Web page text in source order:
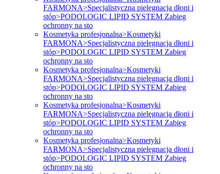
FARMONA>Specjalistyczna pielęgnacja dłoni i
stóp>PODOLOGIC LIPID SYSTEM Zabieg
ochronny na sto
Kosmetyka profesjonalna>Kosmetyki
FARMONA>Specjalistyczna pielęgnacja dłoni i
stóp>PODOLOGIC LIPID SYSTEM Zabieg
ochronny na sto
Kosmetyka profesjonalna>Kosmetyki
FARMONA>Specjalistyczna pielęgnacja dłoni i
stóp>PODOLOGIC LIPID SYSTEM Zabieg
ochronny na sto
Kosmetyka profesjonalna>Kosmetyki
FARMONA>Specjalistyczna pielęgnacja dłoni i
stóp>PODOLOGIC LIPID SYSTEM Zabieg
ochronny na sto
Kosmetyka profesjonalna>Kosmetyki
FARMONA>Specjalistyczna pielęgnacja dłoni i
stóp>PODOLOGIC LIPID SYSTEM Zabieg
ochronny na sto